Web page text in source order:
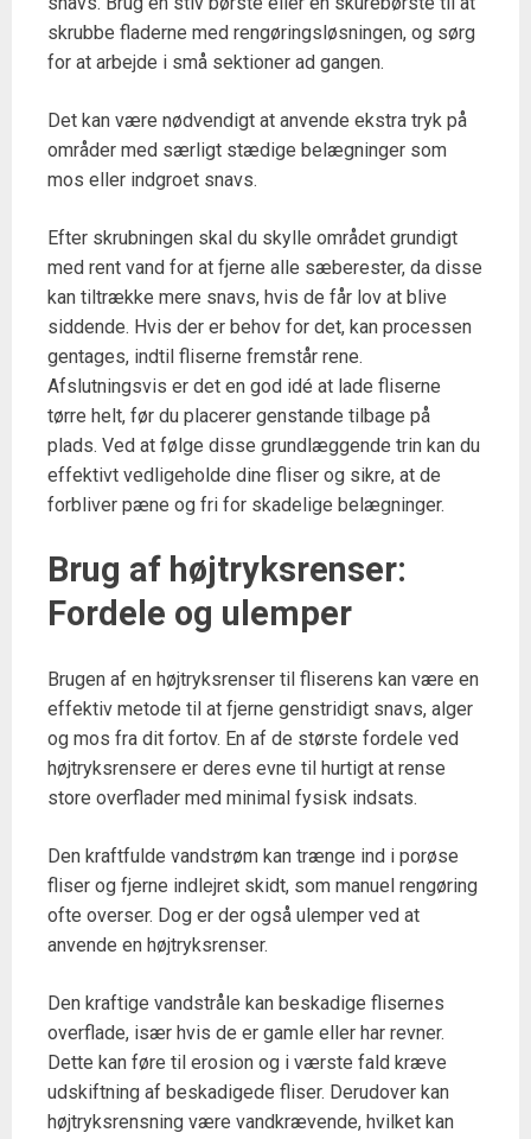
skrubbe fladerne med rengøringsløsningen, og sørg
for at arbejde i små sektioner ad gangen.
Det kan være nødvendigt at anvende ekstra tryk på
områder med særligt stædige belægninger som
mos eller indgroet snavs.
Efter skrubningen skal du skylle området grundigt
med rent vand for at fjerne alle sæberester, da disse
kan tiltrække mere snavs, hvis de får lov at blive
siddende. Hvis der er behov for det, kan processen
gentages, indtil fliserne fremstår rene.
Afslutningsvis er det en god idé at lade fliserne
tørre helt, før du placerer genstande tilbage på
plads. Ved at følge disse grundlæggende trin kan du
effektivt vedligeholde dine fliser og sikre, at de
forbliver pæne og fri for skadelige belægninger.
Brug af højtryksrenser:
Fordele og ulemper
Brugen af en højtryksrenser til fliserens kan være en
effektiv metode til at fjerne genstridigt snavs, alger
og mos fra dit fortov. En af de største fordele ved
højtryksrensere er deres evne til hurtigt at rense
store overflader med minimal fysisk indsats.
Den kraftfulde vandstrøm kan trænge ind i porøse
fliser og fjerne indlejret skidt, som manuel rengøring
ofte overser. Dog er der også ulemper ved at
anvende en højtryksrenser.
Den kraftige vandstråle kan beskadige flisernes
overflade, især hvis de er gamle eller har revner.
Dette kan føre til erosion og i værste fald kræve
udskiftning af beskadigede fliser. Derudover kan
højtryksrensning være vandkrævende, hvilket kan